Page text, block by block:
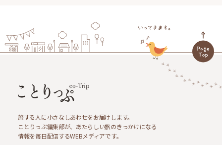
旅する人に小さなしあわせをお届けします。
ことりっぷ編集部が、あたらしい旅のきっかけになる
情報を毎日配信するWEBメディアです。